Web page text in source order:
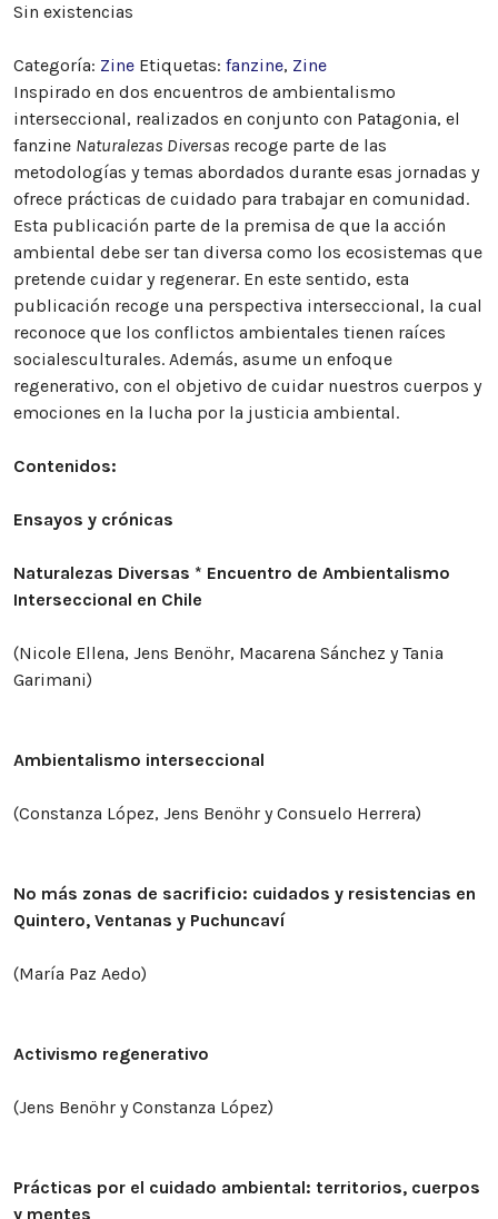
Sin existencias
Categoría: Zine Etiquetas: fanzine, Zine
Inspirado en dos encuentros de ambientalismo
interseccional, realizados en conjunto con Patagonia, el
fanzine Naturalezas Diversas recoge parte de las
metodologías y temas abordados durante esas jornadas y
ofrece prácticas de cuidado para trabajar en comunidad.
Esta publicación parte de la premisa de que la acción
ambiental debe ser tan diversa como los ecosistemas que
pretende cuidar y regenerar. En este sentido, esta
publicación recoge una perspectiva interseccional, la cual
reconoce que los conflictos ambientales tienen raíces
socialesculturales. Además, asume un enfoque
regenerativo, con el objetivo de cuidar nuestros cuerpos y
emociones en la lucha por la justicia ambiental.
Contenidos:
Ensayos y crónicas
Naturalezas Diversas * Encuentro de Ambientalismo
Interseccional en Chile
(Nicole Ellena, Jens Benöhr, Macarena Sánchez y Tania
Garimani)
Ambientalismo interseccional
(Constanza López, Jens Benöhr y Consuelo Herrera)
No más zonas de sacrificio: cuidados y resistencias en
Quintero, Ventanas y Puchuncaví
(María Paz Aedo)
Activismo regenerativo
(Jens Benöhr y Constanza López)
Prácticas por el cuidado ambiental: territorios, cuerpos
y mentes